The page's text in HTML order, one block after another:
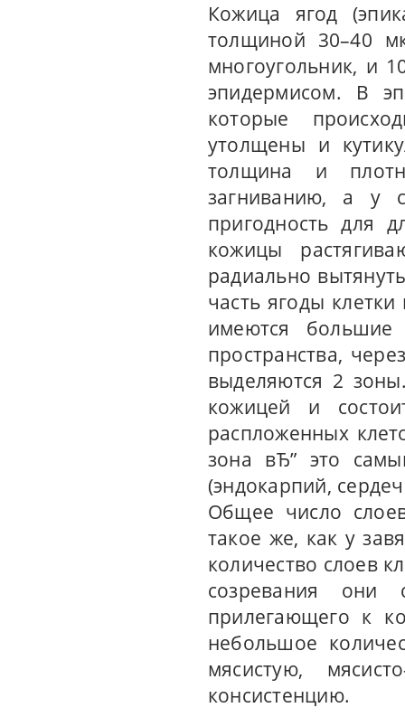
Кожица ягод
толщиной 30–40
многоугольник, и
эпидермисом. В
которые
утолщены и
толщина и
загниванию, а у
пригодность для
кожицы
радиально
часть ягоды
имеются
пространства,
выделяются 2
кожицей и
распложенных
зона вЂ” это
(эндокарпий,
Общее число
такое же, как у
количество слоев
созревания они
прилегающего к
небольшое
мясистую,
консистенцию.